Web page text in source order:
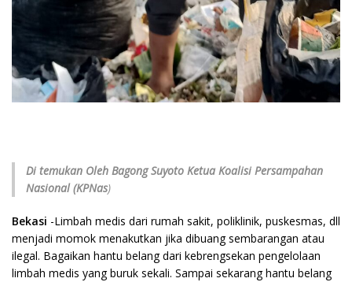
Di temukan Oleh Bagong Suyoto Ketua Koalisi Persampahan
Nasional (KPNas)
Bekasi -Limbah medis dari rumah sakit, poliklinik, puskesmas, dll
menjadi momok menakutkan jika dibuang sembarangan atau
ilegal. Bagaikan hantu belang dari kebrengsekan pengelolaan
limbah medis yang buruk sekali. Sampai sekarang hantu belang